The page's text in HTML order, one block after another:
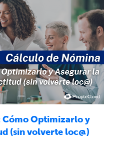
Cómo Optimizarlo y
(sin volverte loc@)